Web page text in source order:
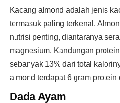
Kacang almond adalah jenis
termasuk paling terkenal.
nutrisi penting, diantaranya
magnesium. Kandungan
sebanyak 13% dari total
almond terdapat 6 gram protein
Dada Ayam